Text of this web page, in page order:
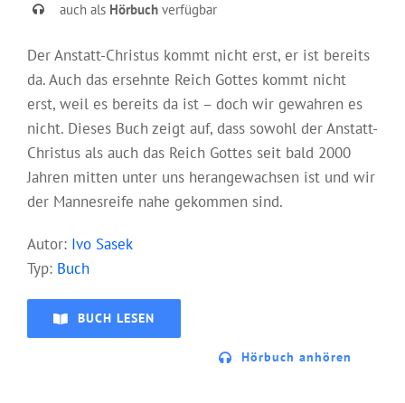
auch als Hörbuch verfügbar
Der Anstatt-Christus kommt nicht erst, er ist bereits
da. Auch das ersehnte Reich Gottes kommt nicht
erst, weil es bereits da ist – doch wir gewahren es
nicht. Dieses Buch zeigt auf, dass sowohl der Anstatt-
Christus als auch das Reich Gottes seit bald 2000
Jahren mitten unter uns herangewachsen ist und wir
der Mannesreife nahe gekommen sind.
Autor: Ivo Sasek
Typ: Buch
BUCH LESEN
Hörbuch anhören